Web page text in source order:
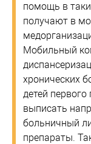
помощь в
получают в
Мобильный
хронических
детей
выписать
больничный
препараты.